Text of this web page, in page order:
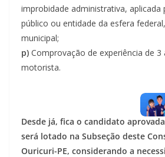
improbidade administrativa, aplicada
público ou entidade da esfera
municipal;
p) Comprovação de experiência de
motorista.
Desde já, fica o candidato
será lotado na Subseção deste
Ouricuri-PE, considerando a